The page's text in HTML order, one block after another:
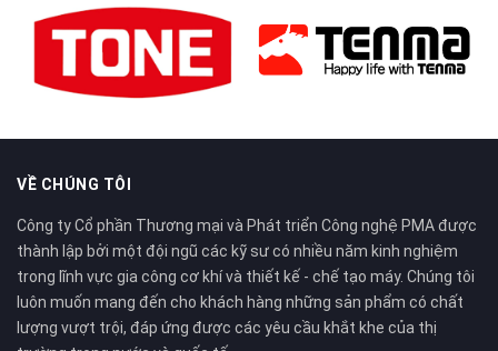
VỀ CHÚNG TÔI
Công ty Cổ phần Thương mại và Phát triển Công nghệ PMA được
thành lập bởi một đội ngũ các kỹ sư có nhiều năm kinh nghiệm
trong lĩnh vực gia công cơ khí và thiết kế - chế tạo máy. Chúng tôi
luôn muốn mang đến cho khách hàng những sản phẩm có chất
lượng vượt trội, đáp ứng được các yêu cầu khắt khe của thị